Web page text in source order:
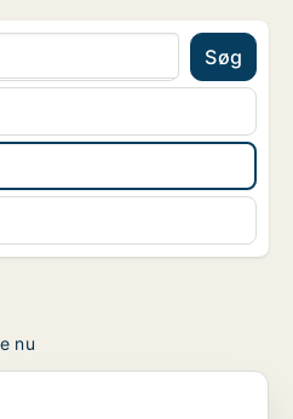
Søg
nu
virtuelt kontor eller